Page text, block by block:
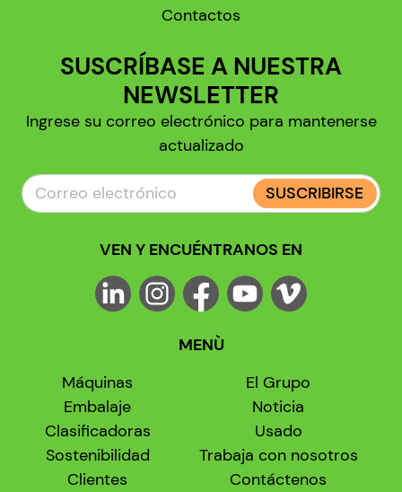
Contactos
SUSCRÍBASE A NUESTRA
NEWSLETTER
Ingrese su correo electrónico para mantenerse
actualizado
SUSCRIBIRSE
VEN Y ENCUÉNTRANOS EN
MENÙ
Máquinas
Embalaje
Clasificadoras
Sostenibilidad
Clientes
El Grupo
Noticia
Usado
Trabaja con nosotros
Contáctenos